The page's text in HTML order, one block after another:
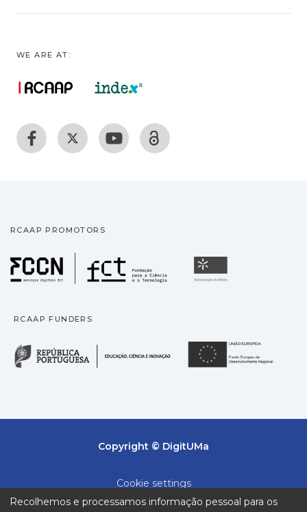
WE ARE AT:
RCAAP PROMOTORS
Fundação para a
RCAAP FUNDERS
República Portuguesa
Copyright © DigitUMa
Cookie settings
Privacy policy
Recolhemos e processamos informação pessoal para os